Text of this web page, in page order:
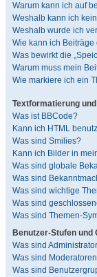
Warum kann ich auf
Weshalb kann ich
Weshalb wurde ich
Wie kann ich
Was bewirkt die
Warum muss mein
Wie markiere ich ein
Textformatierung
Was ist BBCode?
Kann ich HTML
Was sind Smilies?
Kann ich Bilder in
Was sind globale
Was sind
Was sind wichtige
Was sind
Was sind Themen-
Benutzer-Stufen und
Was sind
Was sind
Was sind